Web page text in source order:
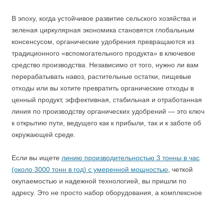
В эпоху, когда устойчивое развитие сельского хозяйства и
зеленая циркулярная экономика становятся глобальным
консенсусом, органические удобрения превращаются из
традиционного «вспомогательного продукта» в ключевое
средство производства. Независимо от того, нужно ли вам
перерабатывать навоз, растительные остатки, пищевые
отходы или вы хотите превратить органические отходы в
ценный продукт, эффективная, стабильная и отработанная
линия по производству органических удобрений — это ключ
к открытию пути, ведущего как к прибыли, так и к заботе об
окружающей среде.
Если вы ищете линию производительностью 3 тонны в час
(около 3000 тонн в год) с умеренной мощностью , четкой
окупаемостью и надежной технологией, вы пришли по
адресу. Это не просто набор оборудования, а комплексное